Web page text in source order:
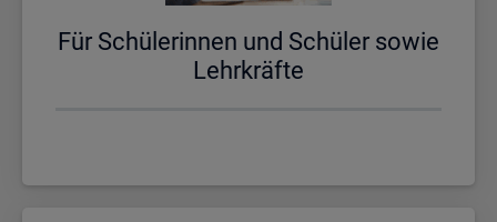
Für Schü­le­rin­nen und Schü­ler sowie
Lehr­kräf­te